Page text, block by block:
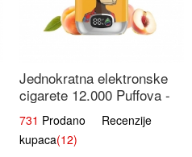
Jednokratna elektronske
cigarete 12.000 Puffova -
Breskva i Voćni Sok |
Osježavajuća Voćna
Mješavina
731 Prodano Recenzije
kupaca(12)